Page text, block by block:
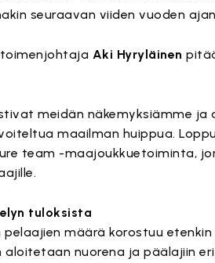
seuraavan viiden vuoden
Aki Hyryläinen
meidän näkemyksiämme
maailman huippua.
team -maajoukkuetoiminta,
tuloksista
pelaajien määrä korostuu
aloitetaan nuorena ja päälajiin